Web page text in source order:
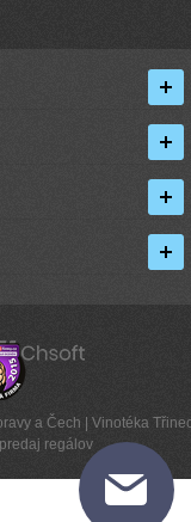
a Čech |Vinotéka
regálov